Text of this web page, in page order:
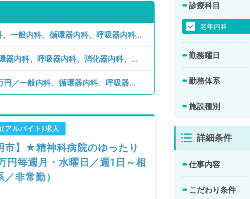
【愛知県／豊明市】月、水曜日／1回40,000円 ～ ／神経内科、一般内科、循環器内科、呼吸器内科、消化器内科、内分泌・代謝内科、腎臓内科、老年内科、血液内科、膠原病科／病棟管理、救急対応
【愛知県／豊明市】土曜日／単価145,000円／一般内科、循環器内科、呼吸器内科、消化器内科、老年内科／病棟管理、その他、施設管理、施設管理
【愛知県／豊明市】月、火、水、木、金、土曜日／年収700万円／一般内科、循環器内科、呼吸器内科、消化器内科、老年内科、科目不問／その他、施設管理
アルバイト)求人
市】★精神科病院のゆったり
毎週月・水曜日／週1日～相
非常勤）
診療科目
老年内科
勤務曜日
勤務体系
施設種別
詳細条件
仕事内容
こだわり条件